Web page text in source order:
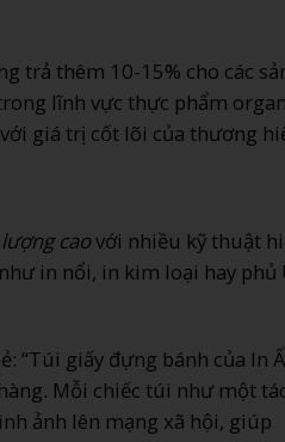
trả thêm 10-15% cho các
lĩnh vực thực phẩm
giá trị cốt lõi của thương
caovới nhiều kỹ thuật
in nổi, in kim loại hay phủ
“Túi giấy đựng bánh của In
Mỗi chiếc túi như một
ảnh lên mạng xã hội, giúp